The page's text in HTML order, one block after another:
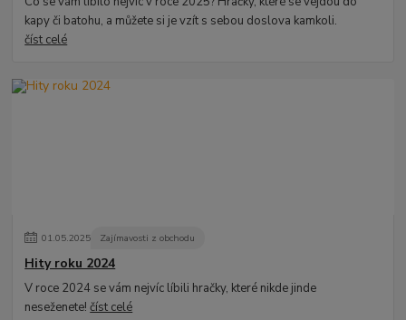
kapy či batohu, a můžete si je vzít s sebou doslova kamkoli.
číst celé
01.05.2025 Zajímavosti z obchodu
Hity roku 2024
V roce 2024 se vám nejvíc líbili hračky, které nikde jinde
neseženete!číst celé